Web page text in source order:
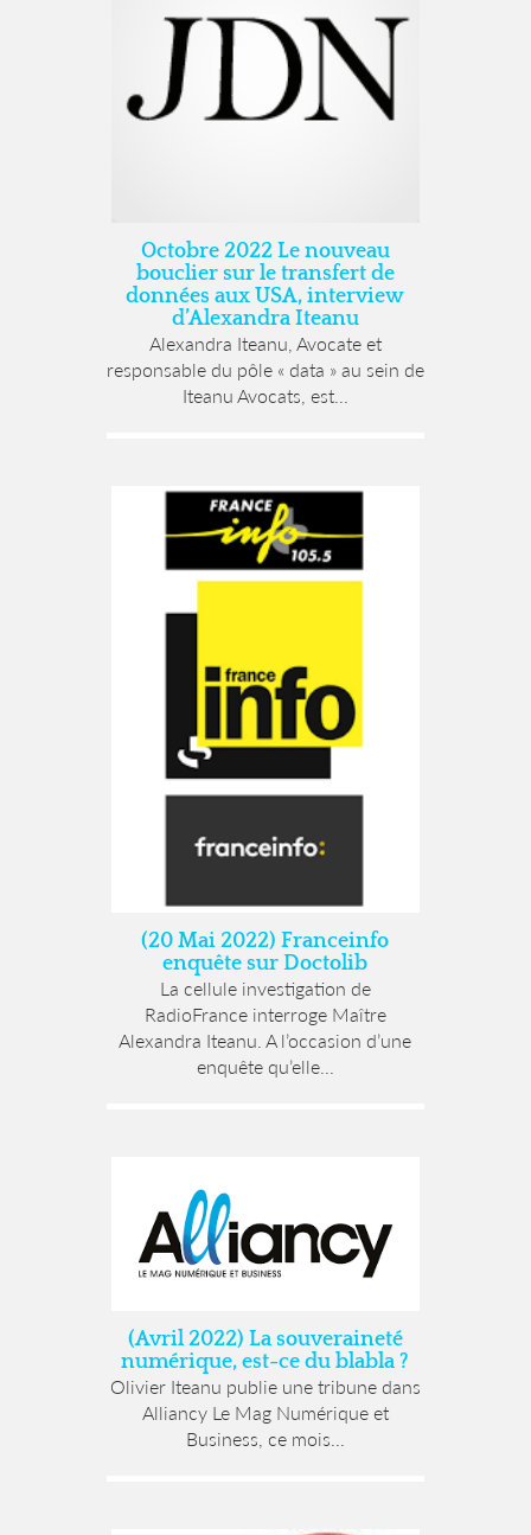
Octobre 2022 Le nouveau
bouclier sur le transfert de
données aux USA, interview
d’Alexandra Iteanu
Alexandra Iteanu, Avocate et
responsable du pôle « data » au sein de
Iteanu Avocats, est...
(20 Mai 2022) Franceinfo
enquête sur Doctolib
La cellule investigation de
RadioFrance interroge Maître
Alexandra Iteanu. A l’occasion d’une
enquête qu’elle...
(Avril 2022) La souveraineté
numérique, est-ce du blabla ?
Olivier Iteanu publie une tribune dans
Alliancy Le Mag Numérique et
Business, ce mois...